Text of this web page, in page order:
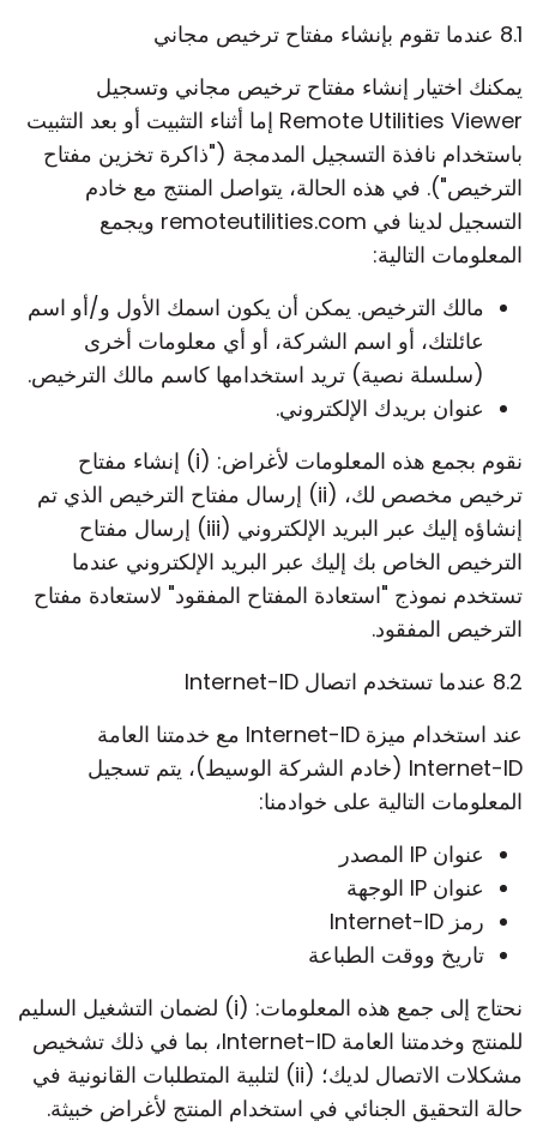
8.1 عندما تقوم بإنشاء مفتاح ترخيص مجاني
يمكنك اختيار إنشاء مفتاح ترخيص مجاني وتسجيل
Remote Utilities Viewer إما أثناء التثبيت أو بعد التثبيت
باستخدام نافذة التسجيل المدمجة ("ذاكرة تخزين مفتاح
الترخيص"). في هذه الحالة، يتواصل المنتج مع خادم
التسجيل لدينا في remoteutilities.com ويجمع
المعلومات التالية:
مالك الترخيص. يمكن أن يكون اسمك الأول و/أو اسم
عائلتك، أو اسم الشركة، أو أي معلومات أخرى
(سلسلة نصية) تريد استخدامها كاسم مالك الترخيص.
عنوان بريدك الإلكتروني.
نقوم بجمع هذه المعلومات لأغراض: (i) إنشاء مفتاح
ترخيص مخصص لك، (ii) إرسال مفتاح الترخيص الذي تم
إنشاؤه إليك عبر البريد الإلكتروني (iii) إرسال مفتاح
الترخيص الخاص بك إليك عبر البريد الإلكتروني عندما
تستخدم نموذج "استعادة المفتاح المفقود" لاستعادة مفتاح
الترخيص المفقود.
8.2 عندما تستخدم اتصال Internet-ID
عند استخدام ميزة Internet-ID مع خدمتنا العامة
Internet-ID (خادم الشركة الوسيط)، يتم تسجيل
المعلومات التالية على خوادمنا:
عنوان IP المصدر
عنوان IP الوجهة
رمز Internet-ID
تاريخ ووقت الطباعة
نحتاج إلى جمع هذه المعلومات: (i) لضمان التشغيل السليم
للمنتج وخدمتنا العامة Internet-ID، بما في ذلك تشخيص
مشكلات الاتصال لديك؛ (ii) لتلبية المتطلبات القانونية في
حالة التحقيق الجنائي في استخدام المنتج لأغراض خبيثة.